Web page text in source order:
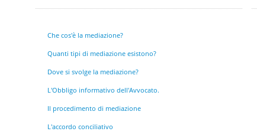
Che cos'è la mediazione?
Quanti tipi di mediazione esistono?
Dove si svolge la mediazione?
L'Obbligo informativo dell'Avvocato.
Il procedimento di mediazione
L'accordo conciliativo